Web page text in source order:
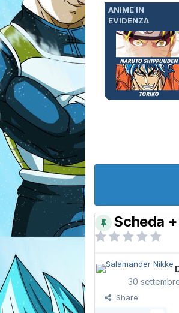
ANIME IN
EVIDENZA
Scheda
30
Share